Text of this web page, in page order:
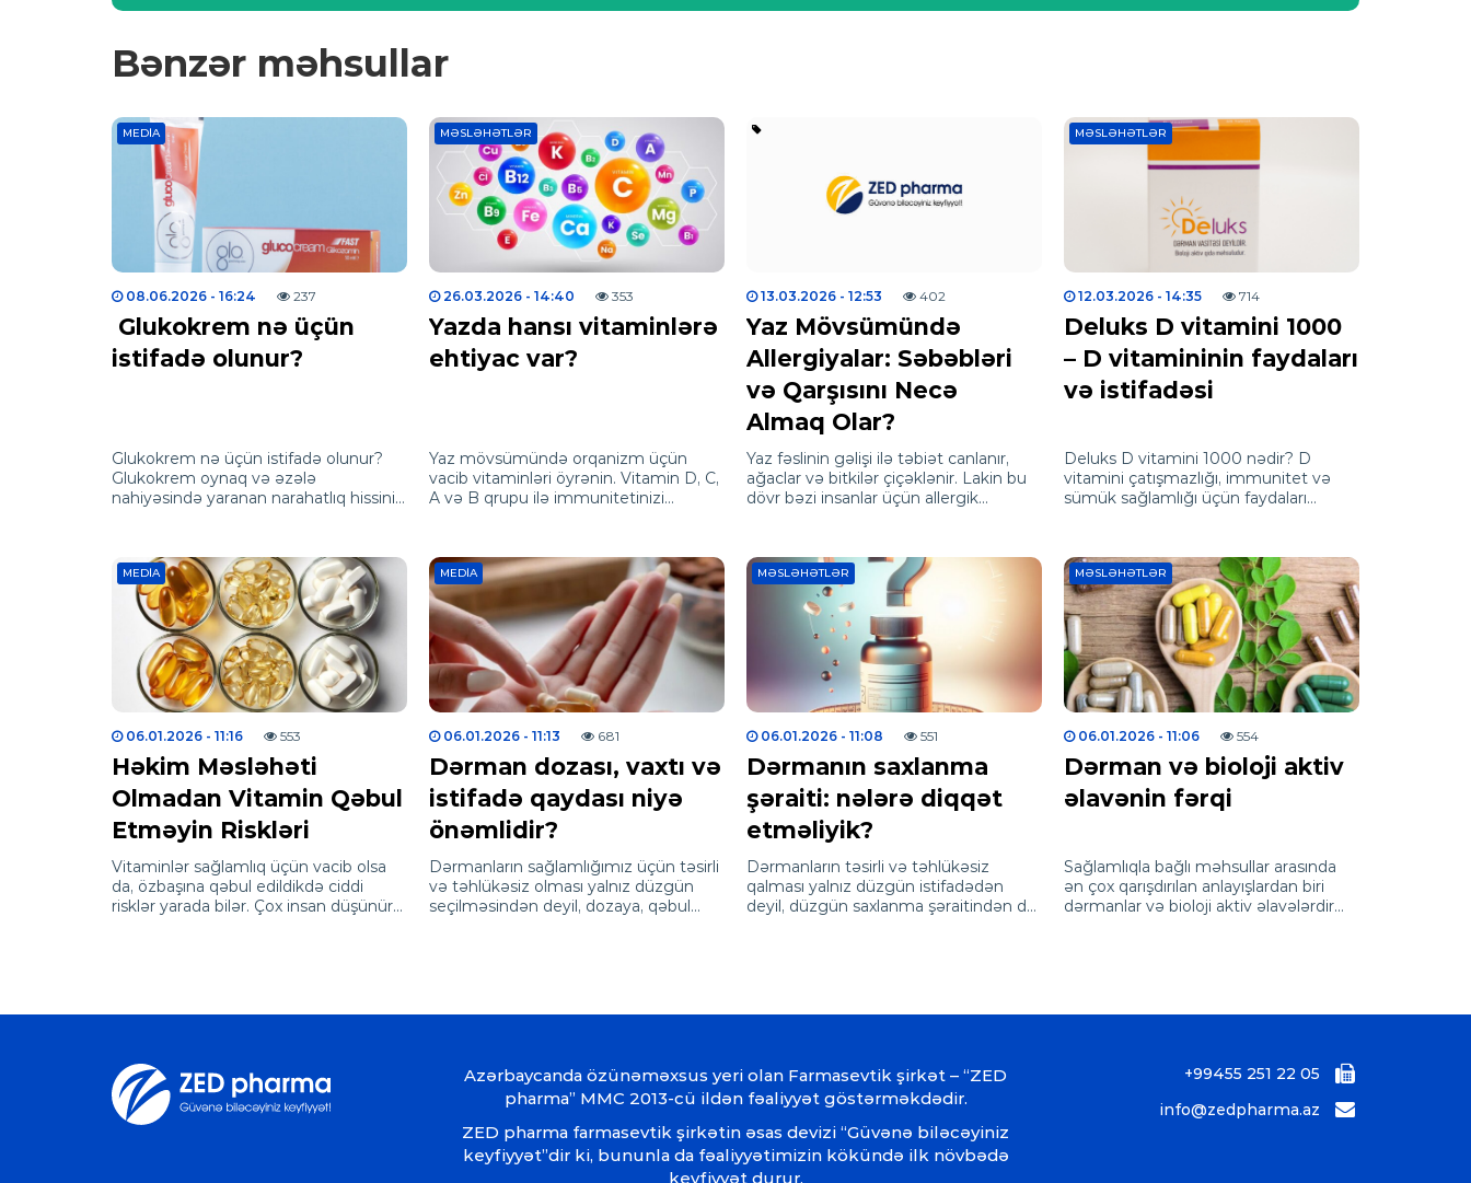
Bənzər məhsullar
MEDIA
08.06.2026 - 16:24 237
Glukokrem nə üçün
istifadə olunur?
Glukokrem nə üçün istifadə olunur?
Glukokrem oynaq və əzələ
nahiyəsində yaranan narahatlıq hissinin
MƏSLƏHƏTLƏR
26.03.2026 - 14:40 353
Yazda hansı vitaminlərə
ehtiyac var?
Yaz mövsümündə orqanizm üçün
vacib vitaminləri öyrənin. Vitamin D, C,
A və B qrupu ilə immunitetinizi
13.03.2026 - 12:53 402
Yaz Mövsümündə
Allergiyalar: Səbəbləri
və Qarşısını Necə
Almaq Olar?
Yaz fəslinin gəlişi ilə təbiət canlanır,
ağaclar və bitkilər çiçəklənir. Lakin bu
dövr bəzi insanlar üçün allergik
MƏSLƏHƏTLƏR
12.03.2026 - 14:35 714
Deluks D vitamini 1000
– D vitamininin faydaları
və istifadəsi
Deluks D vitamini 1000 nədir? D
vitamini çatışmazlığı, immunitet və
sümük sağlamlığı üçün faydaları
MEDIA
06.01.2026 - 11:16 553
Həkim Məsləhəti
Olmadan Vitamin Qəbul
Etməyin Riskləri
Vitaminlər sağlamlıq üçün vacib olsa
da, özbaşına qəbul edildikdə ciddi
risklər yarada bilər. Çox insan düşünür
MEDIA
06.01.2026 - 11:13 681
Dərman dozası, vaxtı və
istifadə qaydası niyə
önəmlidir?
Dərmanların sağlamlığımız üçün təsirli
və təhlükəsiz olması yalnız düzgün
seçilməsindən deyil, dozaya, qəbul
MƏSLƏHƏTLƏR
06.01.2026 - 11:08 551
Dərmanın saxlanma
şəraiti: nələrə diqqət
etməliyik?
Dərmanların təsirli və təhlükəsiz
qalması yalnız düzgün istifadədən
deyil, düzgün saxlanma şəraitindən də
MƏSLƏHƏTLƏR
06.01.2026 - 11:06 554
Dərman və bioloji aktiv
əlavənin fərqi
Sağlamlıqla bağlı məhsullar arasında
ən çox qarışdırılan anlayışlardan biri
dərmanlar və bioloji aktiv əlavələrdir
Azərbaycanda özünəməxsus yeri olan Farmasevtik şirkət – “ZED
pharma” MMC 2013-cü ildən fəaliyyət göstərməkdədir.
ZED pharma farmasevtik şirkətin əsas devizi “Güvənə biləcəyiniz
keyfiyyət”dir ki, bununla da fəaliyyətimizin kökündə ilk növbədə
keyfiyyət durur.
+99455 251 22 05
info@zedpharma.az